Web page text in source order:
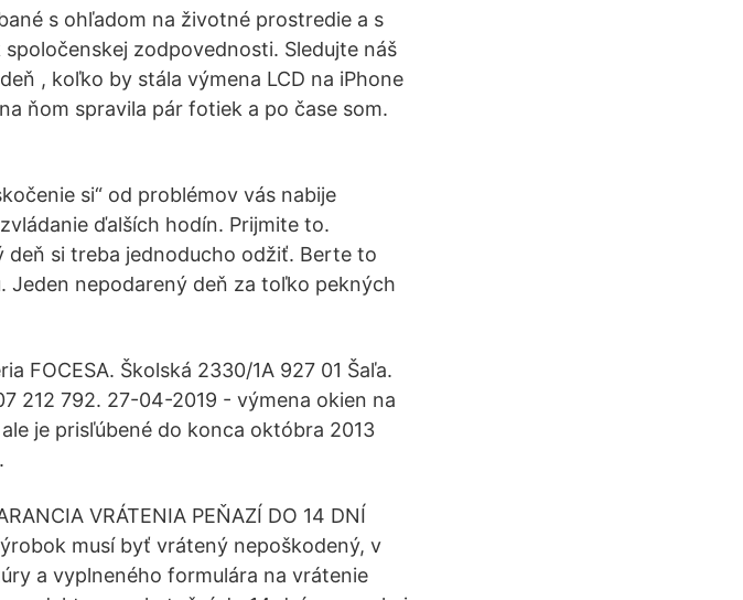
s ohľadom na životné prostredie a s
zodpovednosti. Sledujte náš
, koľko by stála výmena LCD na iPhone
ňom spravila pár fotiek a po čase som.
si“ od problémov vás nabije
ďalších hodín. Prijmite to.
deň si treba jednoducho odžiť. Berte to
Jeden nepodarený deň za toľko pekných
FOCESA. Školská 2330/1A 927 01 Šaľa.
212 792. 27-04-2019 - výmena okien na
je prisľúbené do konca októbra 2013
VRÁTENIA PEŇAZÍ DO 14 DNÍ
musí byť vrátený nepoškodený, v
a vyplneného formulára na vrátenie